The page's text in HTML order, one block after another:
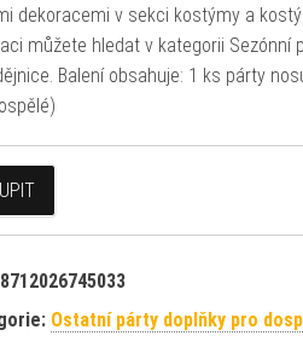
dekoracemi v sekci kostýmy a
můžete hledat v kategorii Sezónní
Balení obsahuje: 1 ks párty
8712026745033
Ostatní párty doplňky pro